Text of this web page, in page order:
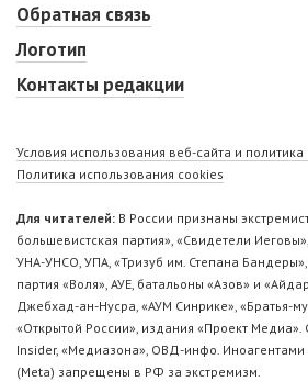
Обратная связь
Логотип
Контакты редакции
Условия использования веб-сайта и
Политика использования cookies
Для читателей: В России признаны
большевистская партия», «Свидетели
УНА-УНСО, УПА, «Тризуб им. Степана
партия «Воля», АУЕ, батальоны «Азов» и
Джебхад-ан-Нусра, «АУМ Синрике», «Братья-
«Открытой России», издания «Проект
Insider, «Медиазона», ОВД-инфо.
(Metа) запрещены в РФ за экстремизм.